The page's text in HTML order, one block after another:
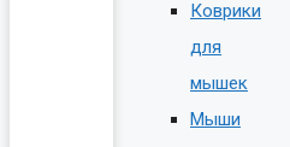
Коврики
для
мышек
Мыши